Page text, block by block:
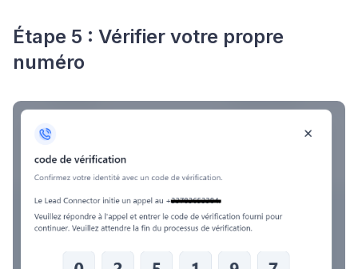
Étape 5 : Vérifier votre propre
numéro